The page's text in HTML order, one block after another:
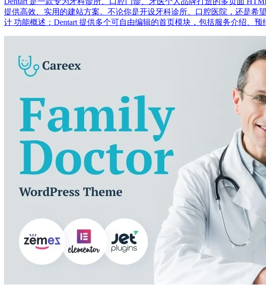
提供高效、实用的建站方案。不论你是开设牙科诊所、口腔医院，还是希
计 功能概述：Dentart 提供多个可自由编辑的首页模块，包括服务介绍、